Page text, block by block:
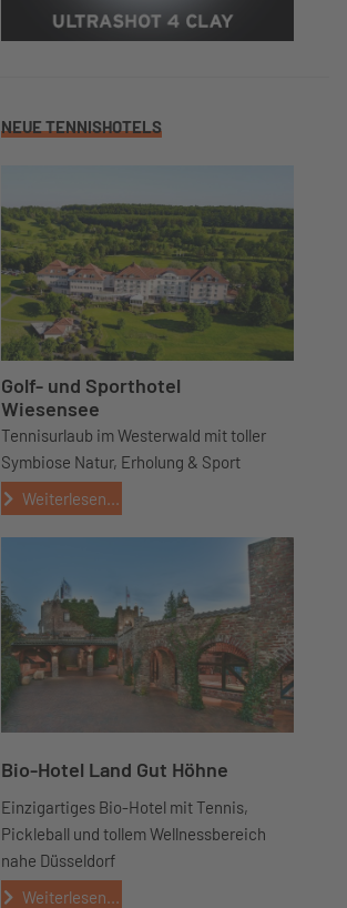
NEUE TENNISHOTELS
Golf- und Sporthotel
Wiesensee
Tennisurlaub im Westerwald mit toller
Symbiose Natur, Erholung & Sport
Weiterlesen...
Bio-Hotel Land Gut Höhne
Einzigartiges Bio-Hotel mit Tennis,
Pickleball und tollem Wellnessbereich
nahe Düsseldorf
Weiterlesen...